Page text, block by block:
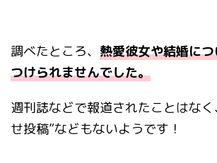
調べたところ、 熱愛彼女や結婚に
つけられませんでした。
週刊誌などで報道されたことはなく
せ投稿”などもないようです！